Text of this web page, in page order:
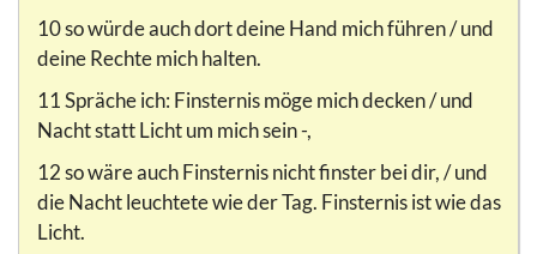
10 so würde auch dort deine Hand mich führen / und
deine Rechte mich halten.
11 Spräche ich: Finsternis möge mich decken / und
Nacht statt Licht um mich sein -,
12 so wäre auch Finsternis nicht finster bei dir, / und
die Nacht leuchtete wie der Tag. Finsternis ist wie das
Licht.